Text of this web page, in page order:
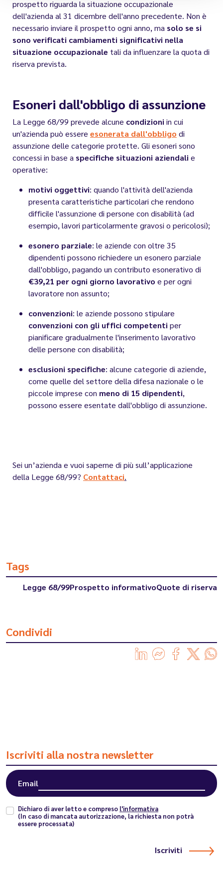
prospetto riguarda la situazione occupazionale
dell'azienda al 31 dicembre dell'anno precedente. Non è
necessario inviare il prospetto ogni anno, ma solo se si
sono verificati cambiamenti significativi nella
situazione occupazionale tali da influenzare la quota di
riserva prevista.
Esoneri dall'obbligo di assunzione
La Legge 68/99 prevede alcune condizioni in cui
un'azienda può essere esonerata dall'obbligo di
assunzione delle categorie protette. Gli esoneri sono
concessi in base a specifiche situazioni aziendali e
operative:
motivi oggettivi: quando l'attività dell'azienda
presenta caratteristiche particolari che rendono
difficile l'assunzione di persone con disabilità (ad
esempio, lavori particolarmente gravosi o pericolosi);
esonero parziale: le aziende con oltre 35
dipendenti possono richiedere un esonero parziale
dall'obbligo, pagando un contributo esonerativo di
€39,21 per ogni giorno lavorativo e per ogni
lavoratore non assunto;
convenzioni: le aziende possono stipulare
convenzioni con gli uffici competenti per
pianificare gradualmente l'inserimento lavorativo
delle persone con disabilità;
esclusioni specifiche: alcune categorie di aziende,
come quelle del settore della difesa nazionale o le
piccole imprese con meno di 15 dipendenti,
possono essere esentate dall'obbligo di assunzione.
Sei un’azienda e vuoi saperne di più sull’applicazione
della Legge 68/99? Contattaci.
Tags
Legge 68/99Prospetto informativoQuote di riserva
Condividi
Iscriviti alla nostra newsletter
Email
Dichiaro di aver letto e compreso l'informativa
(In caso di mancata autorizzazione, la richiesta non potrà
essere processata)
Iscriviti